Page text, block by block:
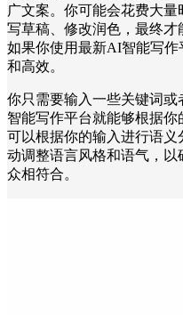
广文案。你可能会花费大
写草稿、修改润色，最终
如果你使用最新AI智能写
和高效。
你只需要输入一些关键词
智能写作平台就能够根据
可以根据你的输入进行语
动调整语言风格和语气，
众相符合。